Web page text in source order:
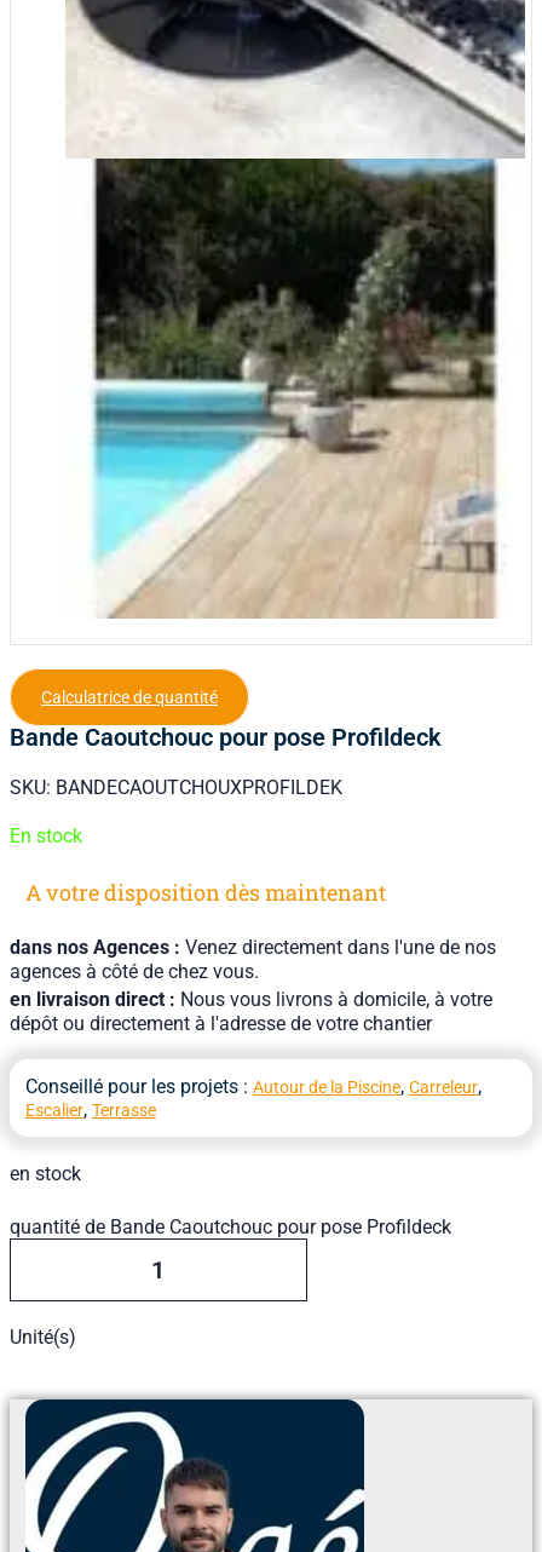
Calculatrice de quantité
Bande Caoutchouc pour pose Profildeck
SKU: BANDECAOUTCHOUXPROFILDEK
En stock
A votre disposition dès maintenant
dans nos Agences : Venez directement dans l'une de nos
agences à côté de chez vous.
en livraison direct : Nous vous livrons à domicile, à votre
dépôt ou directement à l'adresse de votre chantier
Conseillé pour les projets : Autour de la Piscine, Carreleur,
Escalier, Terrasse
en stock
quantité de Bande Caoutchouc pour pose Profildeck
Unité(s)